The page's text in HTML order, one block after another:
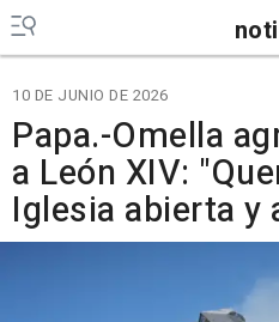
noti
10 DE JUNIO DE 2026
Papa.-Omella
a León XIV:
Iglesia abierta y